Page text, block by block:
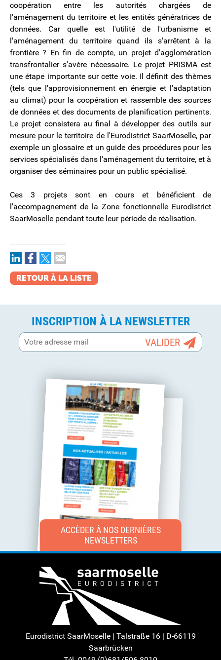
coopération entre les autorités chargées de
l'aménagement du territoire et les entités génératrices de
données. Car quelle est l'utilité de l'urbanisme et
l'aménagement du territoire quand ils s'arrêtent à la
frontière ? En fin de compte, un projet d'agglomération
transfrontalier s'avère nécessaire. Le projet PRISMA est
une étape importante sur cette voie. Il définit des thèmes
(tels que l'approvisionnement en énergie et l'adaptation
au climat) pour la coopération et rassemble des sources
de données et des documents de planification pertinents.
Le projet consistera au final à développer des outils sur
mesure pour le territoire de l'Eurodistrict SaarMoselle, par
exemple un glossaire et un guide des procédures pour les
services spécialisés dans l'aménagement du territoire, et à
organiser des séminaires pour un public spécialisé.
Ces 3 projets sont en cours et bénéficient de
l'accompagnement de la Zone fonctionnelle Eurodistrict
SaarMoselle pendant toute leur période de réalisation.
RETOUR À LA LISTE
INSCRIPTION À LA NEWSLETTER
ACCÈDER À NOS DERNIÈRES
NEWSLETTERS
Eurodistrict SaarMoselle | Talstraße 16 | D-66119
Saarbrücken